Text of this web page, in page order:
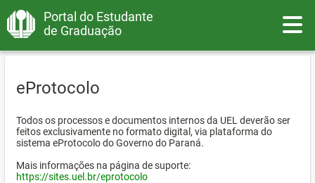
Portal do Estudante
de Graduação
eProtocolo
Todos os processos e documentos internos da UEL deverão ser
feitos exclusivamente no formato digital, via plataforma do
sistema eProtocolo do Governo do Paraná.
Mais informações na página de suporte:
https://sites.uel.br/eprotocolo